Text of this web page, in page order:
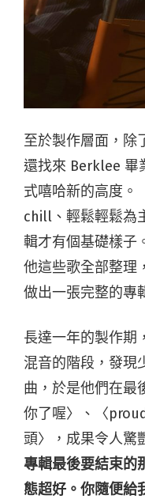
至於製作層面，除
還找來 Berklee 畢
式嘻哈新的高度。
chill、輕鬆輕鬆為
輯才有個基礎樣子
他這些歌全部整理
做出一張完整的專
長達一年的製作期
混音的階段，發現
曲，於是他們在最
你了喔〉、〈
頭〉，成果令人驚
專輯最後要結束的
態超好。你隨便給